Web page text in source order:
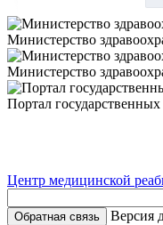
Министерство
Министерство
Портал
Центр медицинской
Обратная связь
Версия